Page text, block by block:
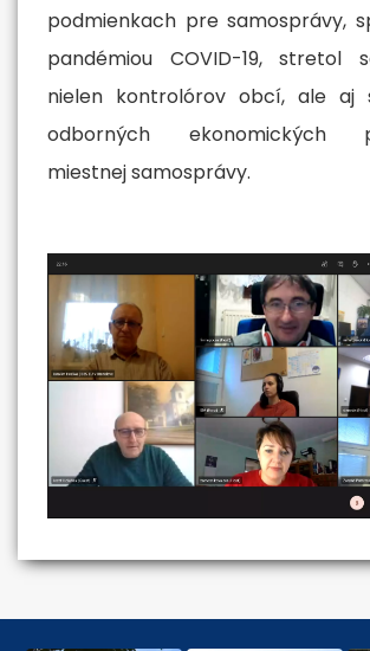
podmienkach pre samosprávy,
pandémiou COVID-19, stretol
nielen kontrolórov obcí, ale aj
odborných ekonomických
miestnej samosprávy.